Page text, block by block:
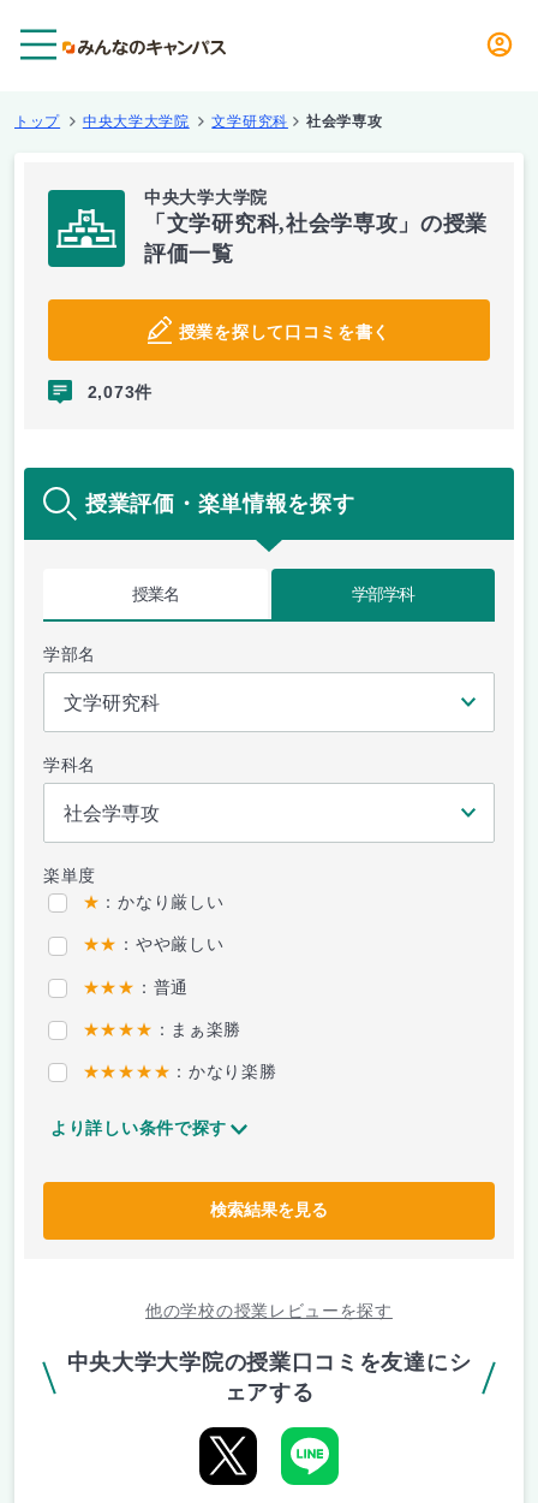
トップ 中央大学大学院 文学研究科 社会学専攻
中央大学大学院
「文学研究科,社会学専攻」の授業
評価一覧
授業を探して口コミを書く
2,073件
授業評価・楽単情報を探す
授業名 学部学科
学部名
学科名
楽単度
★ ：かなり厳しい
★★ ：やや厳しい
★★★ ：普通
★★★★ ：まぁ楽勝
★★★★★ ：かなり楽勝
より詳しい条件で探す
検索結果を見る
他の学校の授業レビューを探す
中央大学大学院の授業口コミを友達にシ
ェアする